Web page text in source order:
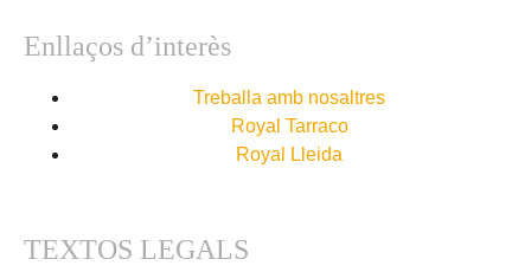
Enllaços d’interès
Treballa amb nosaltres
Royal Tarraco
Royal Lleida
TEXTOS LEGALS